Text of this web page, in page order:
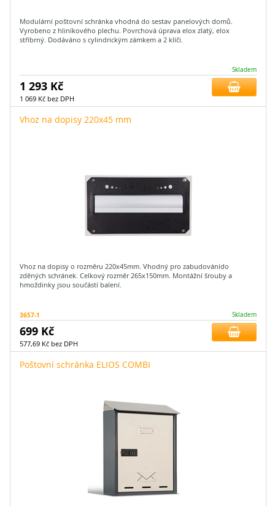
Modulární poštovní schránka vhodná do sestav panelových domů.
Vyrobeno z hliníkového plechu. Povrchová úprava elox zlatý, elox
stříbrný. Dodáváno s cylindrickým zámkem a 2 klíči.
Skladem
1 293 Kč
1 069 Kč bez DPH
Vhoz na dopisy 220x45 mm
Vhoz na dopisy o rozměru 220x45mm. Vhodný pro zabudovánído
zděných schránek. Celkový rozměr 265x150mm. Montážní šrouby a
hmoždinky jsou součástí balení.
3657-1 Skladem
699 Kč
577,69 Kč bez DPH
Poštovní schránka ELIOS COMBI